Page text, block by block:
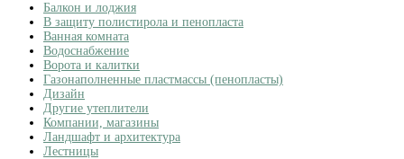
Балкон и лоджия
В защиту полистирола и пенопласта
Ванная комната
Водоснабжение
Ворота и калитки
Газонаполненные пластмассы (пенопласты)
Дизайн
Другие утеплители
Компании, магазины
Ландшафт и архитектура
Лестницы